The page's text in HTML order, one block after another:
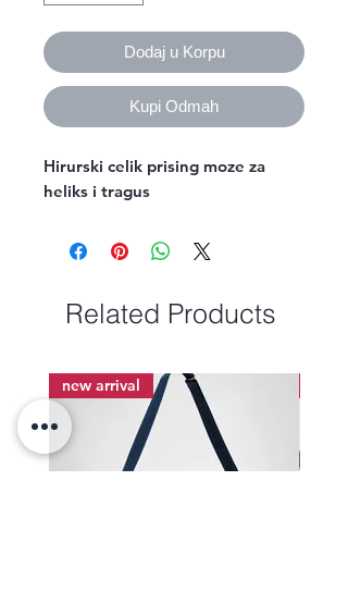
Dodaj u Korpu
Kupi Odmah
Hirurski celik prising moze za
heliks i tragus
Related Products
new arrival